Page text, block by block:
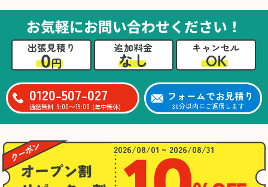
るのは難しかったと思います」との温かいお言
葉をいただきました。遺品整理という心の負担
が大きい作業において、少しでもA様の力にな
れたことをスタッフ一同嬉しく思います。
お気軽にお問い合わせください！
出張見積り
0円
追加料金
なし
キャンセル
OK
0120-507-027
通話無料 9:00〜19:00 (年中無休)
フォームでお見積り
30分以内にご返信します
2026/08/01 ~ 2026/08/31